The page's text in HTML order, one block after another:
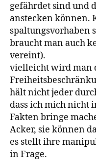
gefährdet sind und
anstecken können.
spaltungsvorhaben
braucht man auch
vereint).
vielleicht wird man
hält nicht jeder
dass ich mich nicht
Fakten bringe
Acker, sie können
es stellt ihre
in Frage.